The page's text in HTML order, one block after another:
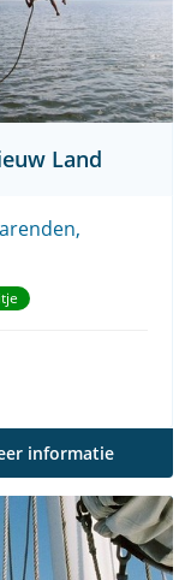
Land
informatie